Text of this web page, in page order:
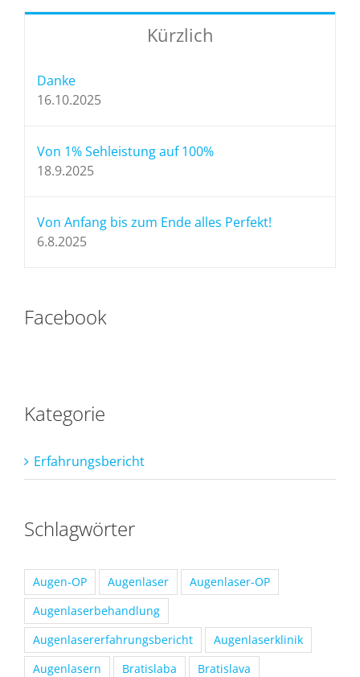
Kürzlich
Danke
16.10.2025
Von 1% Sehleistung auf 100%
18.9.2025
Von Anfang bis zum Ende alles Perfekt!
6.8.2025
Facebook
Kategorie
Erfahrungsbericht
Schlagwörter
Augen-OP Augenlaser
Augenlaser-OP
Augenlaserbehandlung
Augenlasererfahrungsbericht
Augenlaserklinik
Augenlasern
Bratislaba
Bratislava